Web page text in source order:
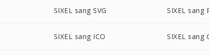
SIXEL sang SVG SIXEL sang
SIXEL sang ICO SIXEL sang